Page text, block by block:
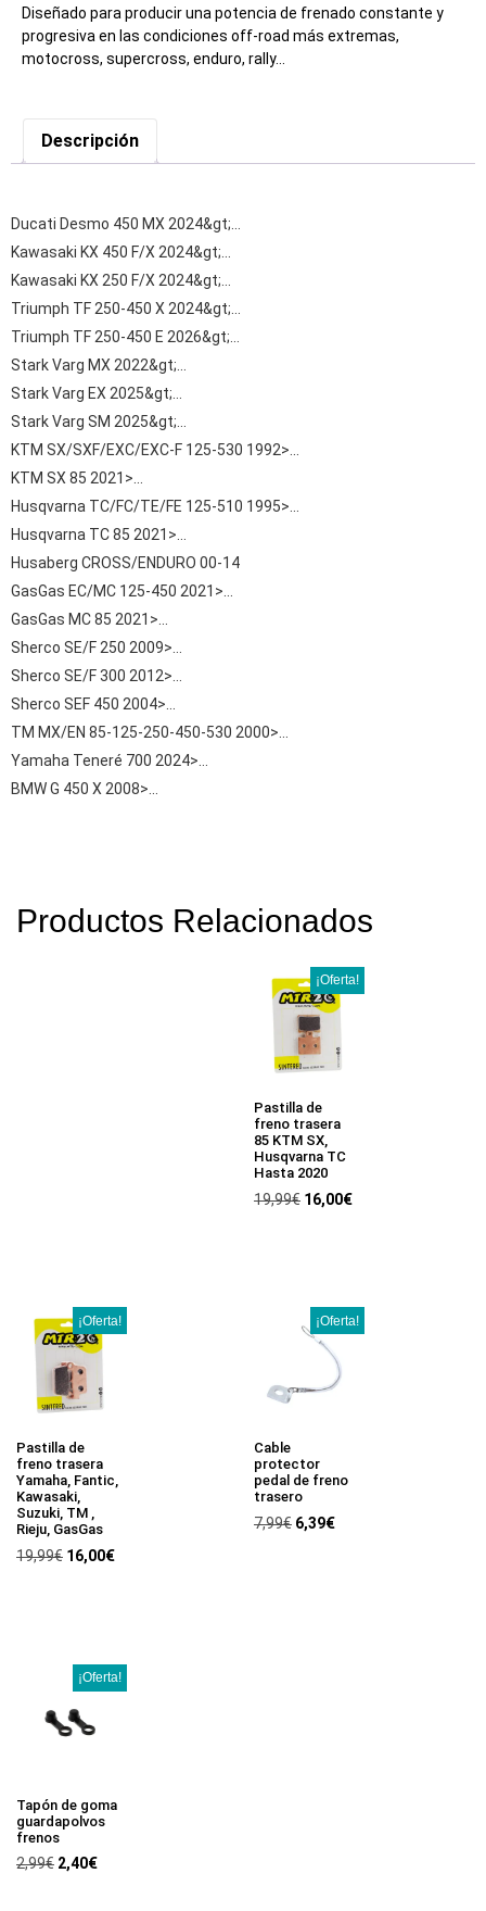
Diseñado para producir una potencia de frenado constante y
progresiva en las condiciones off-road más extremas,
motocross, supercross, enduro, rally…
Descripción
Ducati Desmo 450 MX 2024&gt;…
Kawasaki KX 450 F/X 2024&gt;…
Kawasaki KX 250 F/X 2024&gt;…
Triumph TF 250-450 X 2024&gt;…
Triumph TF 250-450 E 2026&gt;…
Stark Varg MX 2022&gt;…
Stark Varg EX 2025&gt;…
Stark Varg SM 2025&gt;…
KTM SX/SXF/EXC/EXC-F 125-530 1992>…
KTM SX 85 2021>…
Husqvarna TC/FC/TE/FE 125-510 1995>…
Husqvarna TC 85 2021>…
Husaberg CROSS/ENDURO 00-14
GasGas EC/MC 125-450 2021>…
GasGas MC 85 2021>…
Sherco SE/F 250 2009>…
Sherco SE/F 300 2012>…
Sherco SEF 450 2004>…
TM MX/EN 85-125-250-450-530 2000>…
Yamaha Teneré 700 2024>…
BMW G 450 X 2008>…
Productos Relacionados
¡Oferta!
Pastilla de
freno trasera
85 KTM SX,
Husqvarna TC
Hasta 2020
19,99€ 16,00€
¡Oferta!
Pastilla de
freno trasera
Yamaha, Fantic,
Kawasaki,
Suzuki, TM ,
Rieju, GasGas
19,99€ 16,00€
¡Oferta!
Cable
protector
pedal de freno
trasero
7,99€ 6,39€
¡Oferta!
Tapón de goma
guardapolvos
frenos
2,99€ 2,40€